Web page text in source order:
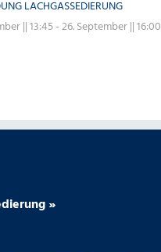
LACHGASSEDIERUNG
|| 13:45-26. September || 16:00
»